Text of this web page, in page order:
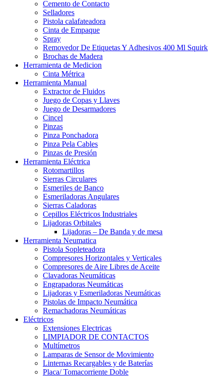
Cemento de Contacto
Selladores
Pistola calafateadora
Cinta de Empaque
Spray
Removedor De Etiquetas Y Adhesivos 400 Ml Squirk
Brochas de Madera
Herramienta de Medicion
Cinta Métrica
Herramienta Manual
Extractor de Fluidos
Juego de Copas y Llaves
Juego de Desarmadores
Cincel
Pinzas
Pinza Ponchadora
Pinza Pela Cables
Pinzas de Presión
Herramienta Eléctrica
Rotomartillos
Sierras Circulares
Esmeriles de Banco
Esmeriladoras Angulares
Sierras Caladoras
Cepillos Eléctricos Industriales
Lijadoras Orbitales
Lijadoras – De Banda y de mesa
Herramienta Neumatica
Pistola Sopleteadora
Compresores Horizontales y Verticales
Compresores de Aire Libres de Aceite
Clavadoras Neumáticas
Engrapadoras Neumáticas
Lijadoras y Esmeriladoras Neumáticas
Pistolas de Impacto Neumática
Remachadoras Neumáticas
Eléctricos
Extensiones Electricas
LIMPIADOR DE CONTACTOS
Multímetros
Lamparas de Sensor de Movimiento
Linternas Recargables y de Baterías
Placa/ Tomacorriente Doble